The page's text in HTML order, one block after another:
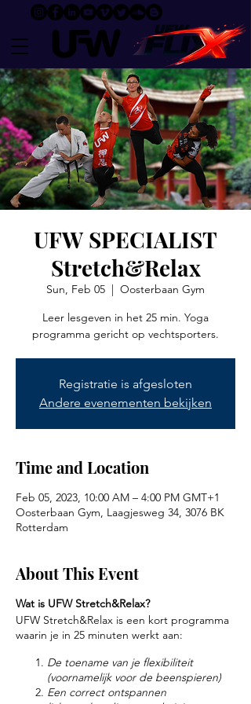
UFW SPECIALIST
Stretch&Relax
Sun, Feb 05
  |
Oosterbaan Gym
Leer lesgeven in het 25 min. Yoga
programma gericht op vechtsporters.
Registratie is afgesloten
Andere evenementen bekijken
Time and Location
Feb 05, 2023, 10:00 AM – 4:00 PM GMT+1
Oosterbaan Gym, Laagjesweg 34, 3076 BK
Rotterdam
About This Event
Wat is UFW Stretch&Relax?
UFW Stretch&Relax is een kort programma
waarin je in 25 minuten werkt aan:
De toename van je flexibiliteit
(voornamelijk voor de beenspieren)
Een correct ontspannen